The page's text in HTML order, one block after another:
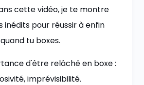
cette vidéo, je te montre
inédits pour réussir à enfin
tu boxes.
d'être relâché en boxe :
imprévisibilité.